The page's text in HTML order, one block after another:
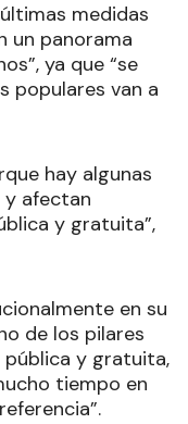
medidas
un panorama
ya que “se
populares van a
hay algunas
y afectan
y gratuita”,
en su
de los pilares
pública y gratuita,
tiempo en